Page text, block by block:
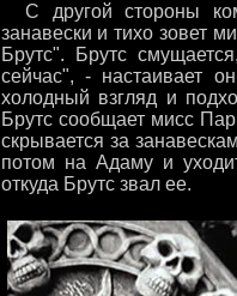
С другой стороны
занавески и тихо зовет
Брутс". Брутс
сейчас", - настаивает
холодный взгляд и
Брутс сообщает мисс
скрывается за
потом на Адаму и
откуда Брутс звал ее.